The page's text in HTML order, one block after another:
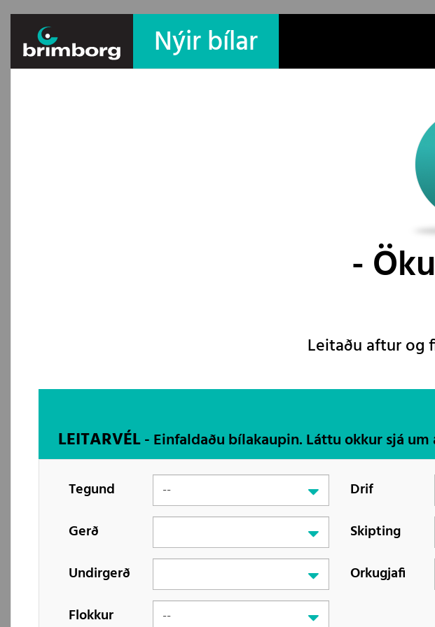
Nýir bílar
Leitaðu aftur og
LEITARVÉL- Einfaldaðu bílakaupin. Láttu okkur sjá
Tegund
Gerð
Undirgerð
Flokkur
Drif
Skipting
Orkugjafi